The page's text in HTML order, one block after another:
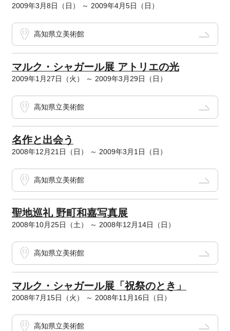
2009年3月8日（日） ～ 2009年4月5日（日）
高知県立美術館
マルク・シャガール展 アトリエの光
2009年1月27日（火） ～ 2009年3月29日（日）
高知県立美術館
名作と出会う
2008年12月21日（日） ～ 2009年3月1日（日）
高知県立美術館
聖地巡礼 野町和嘉写真展
2008年10月25日（土） ～ 2008年12月14日（日）
高知県立美術館
マルク・シャガール展「祝祭のとき」
2008年7月15日（火） ～ 2008年11月16日（日）
高知県立美術館